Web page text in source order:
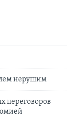
нерушим
переговоров